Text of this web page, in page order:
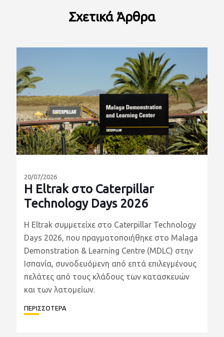
ΣχετικάΆρθρα
20/07/2026
Η Eltrak στο Caterpillar
Technology Days 2026
Η Eltrak συμμετείχε στο Caterpillar Technology
Days 2026, που πραγματοποιήθηκε στο Malaga
Demonstration & Learning Centre (MDLC) στην
Ισπανία, συνοδευόμενη από επτά επιλεγμένους
πελάτες από τους κλάδους των κατασκευών
και των λατομείων.
ΠΕΡΙΣΣΟΤΕΡΑ